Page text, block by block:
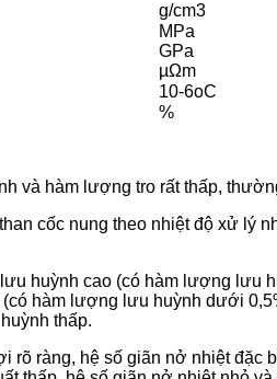
g/cm3
MPa
GPa
µΩm
10-6oC
%
và hàm lượng tro rất thấp,
cốc nung theo nhiệt độ xử
huỳnh cao (có hàm lượng lưu
hàm lượng lưu huỳnh dưới
thấp.
ràng, hệ số giãn nở nhiệt đặc